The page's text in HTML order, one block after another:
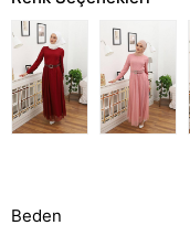
Beden